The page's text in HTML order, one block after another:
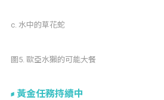
c. 水中的草花蛇
圖5. 歐亞水獺的可能大餐
黃金任務持續中